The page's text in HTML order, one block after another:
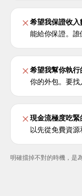
希望我保證收入
能給你保證。誰
希望我幫你執行
你的外包。要找
現金流極度吃緊
以先從免費資源
明確擋掉不對的時機，是